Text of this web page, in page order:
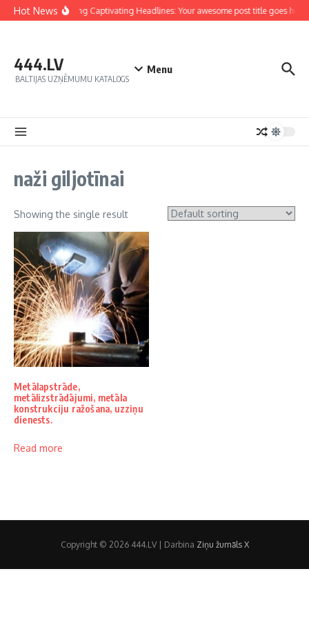
Hot NewsCrafting Captivating Headlines: Your awesome post title goes here
444.LV
BALTIJAS UZŅĒMUMU KATALOGS
Menu
naži giljotīnai
Showing the single result
Metālapstrāde,
metālizstrādājumi, metāla
konstrukciju ražošana, uzziņu
dienests.
Read more
Copyright © 2026 444.LV | Darbina Ziņu žurnāls X